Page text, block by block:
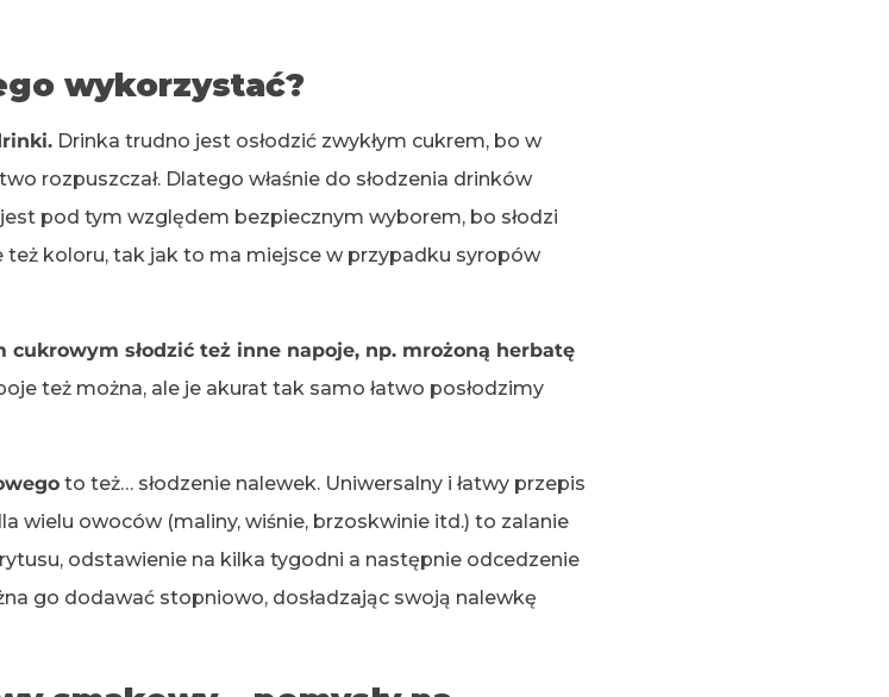
wykorzystać?
Drinka trudno jest osłodzić zwykłym cukrem, bo w
rozpuszczał. Dlatego właśnie do słodzenia drinków
pod tym względem bezpiecznym wyborem, bo słodzi
też koloru, tak jak to ma miejsce w przypadku syropów
cukrowym słodzić też inne napoje, np. mrożoną herbatę
też można, ale je akurat tak samo łatwo posłodzimy
to też… słodzenie nalewek. Uniwersalny i łatwy przepis
wielu owoców (maliny, wiśnie, brzoskwinie itd.) to zalanie
odstawienie na kilka tygodni a następnie odcedzenie
go dodawać stopniowo, dosładzając swoją nalewkę